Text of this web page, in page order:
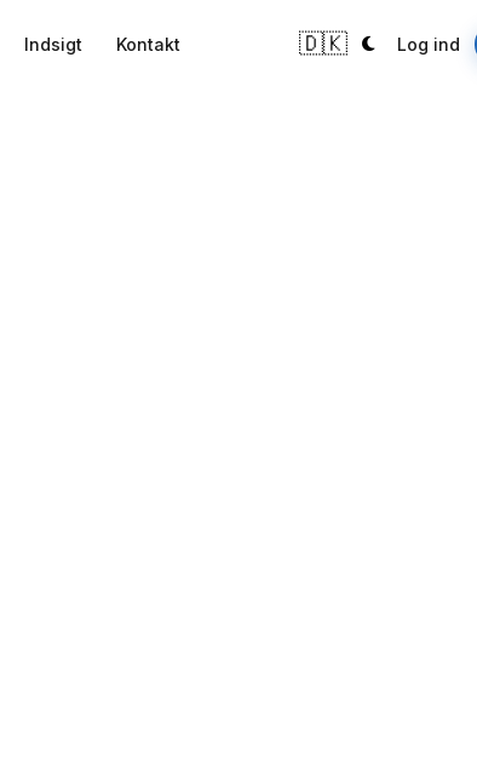
Indsigt Kontakt 🇩🇰 Log ind